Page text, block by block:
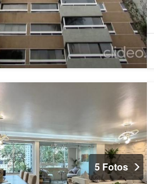
5 Fotos